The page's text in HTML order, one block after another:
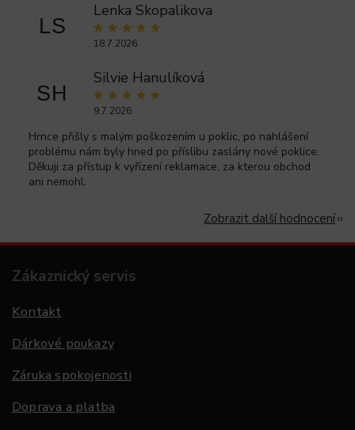
LS
Lenka Skopalikova
18.7.2026
SH
Silvie Hanulíková
9.7.2026
Hrnce přišly s malým poškozením u poklic, po nahlášení
problému nám byly hned po příslibu zaslány nové poklice.
Děkuji za přístup k vyřízení reklamace, za kterou obchod
ani nemohl.
Zobrazit další hodnocení
Zákaznický servis
Kontakt
Dárkové poukazy
Záruka spokojenosti
Doprava a platba